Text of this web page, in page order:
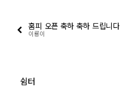
홈피 오픈 축하 축하 드립니다
이룡이
쉼터